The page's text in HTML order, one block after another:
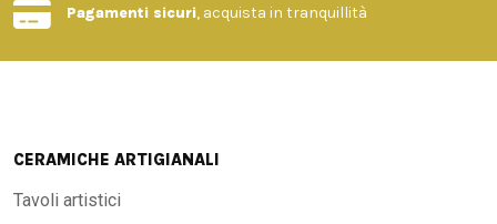
Pagamenti sicuri, acquista in tranquillità
CERAMICHE ARTIGIANALI
Tavoli artistici